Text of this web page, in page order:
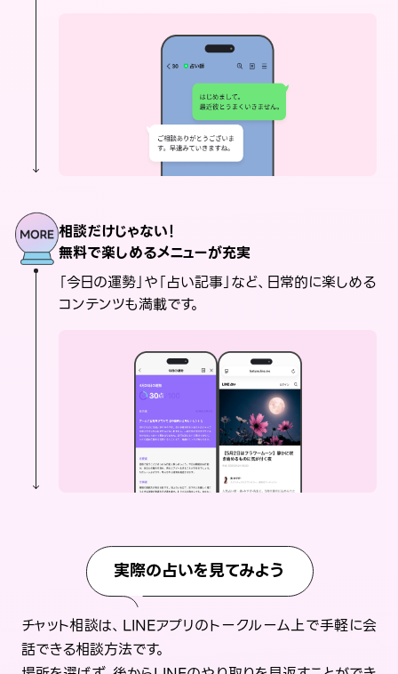
相談だけじゃない！
無料で楽しめるメニューが充実
「今日の運勢」や「占い記事」など、日常的に楽しめる
コンテンツも満載です。
実際の占いを見てみよう
チャット相談は、LINEアプリのトークルーム上で手軽に会
話できる相談方法です。